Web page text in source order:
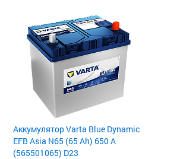
Аккумулятор Varta Blue Dynamic
EFB Asia N65 (65 Ah) 650 А
(565501065) D23